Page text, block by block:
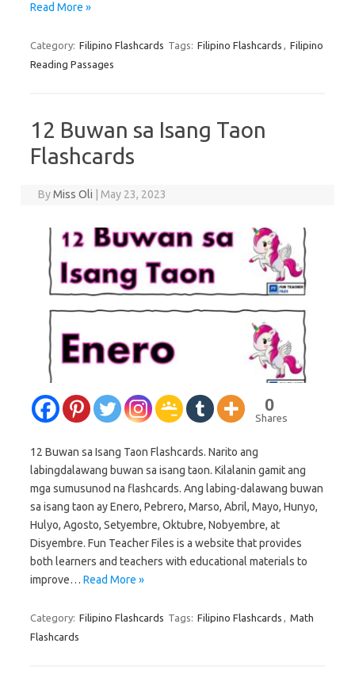
Read More »
Category: Filipino Flashcards Tags: Filipino Flashcards , Filipino
Reading Passages
12 Buwan sa Isang Taon
Flashcards
ByMiss Oli May 23, 2023
0
Shares
12 Buwan sa Isang Taon Flashcards. Narito ang
labingdalawang buwan sa isang taon. Kilalanin gamit ang
mga sumusunod na flashcards. Ang labing-dalawang buwan
sa isang taon ay Enero, Pebrero, Marso, Abril, Mayo, Hunyo,
Hulyo, Agosto, Setyembre, Oktubre, Nobyembre, at
Disyembre. Fun Teacher Files is a website that provides
both learners and teachers with educational materials to
improve… Read More »
Category: Filipino Flashcards Tags: Filipino Flashcards , Math
Flashcards